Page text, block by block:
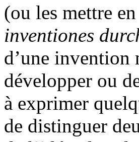
(ou les mettre
inventiones
d’une invention
développer ou
à exprimer
de distinguer